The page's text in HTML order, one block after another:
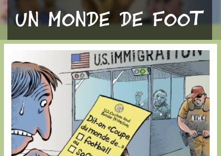
Un monde de foot